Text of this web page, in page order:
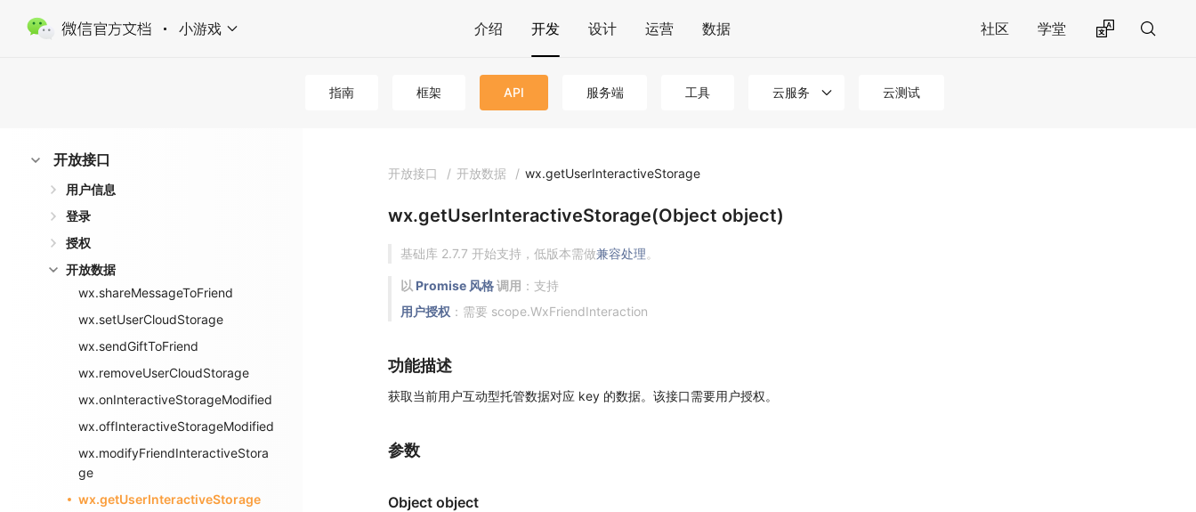
小游戏 介绍 开发 设计 运营 数据 社区 学堂
指南 框架 API 服务端 工具 云服务 云测试
媒体
开放接口
用户信息
登录
授权
开放数据
wx.shareMessageToFriend
wx.setUserCloudStorage
wx.sendGiftToFriend
wx.removeUserCloudStorage
wx.onInteractiveStorageModified
wx.offInteractiveStorageModified
wx.modifyFriendInteractiveStora
ge
wx.getUserInteractiveStorage
开放接口 / 开放数据 / wx.getUserInteractiveStorage
wx.getUserInteractiveStorage(Object object)
基础库 2.7.7 开始支持，低版本需做兼容处理。
以 Promise 风格调用 ：支持
用户授权 ：需要 scope.WxFriendInteraction
功能描述
获取当前用户互动型托管数据对应 key 的数据。该接口需要用户授权。
参数
Object object